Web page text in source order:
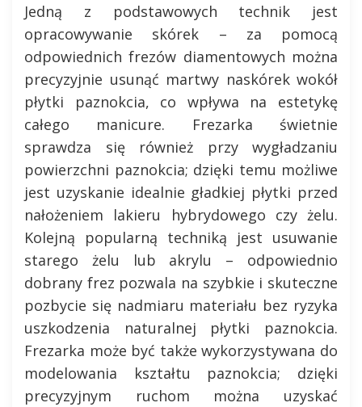
Jedną z podstawowych technik jest
opracowywanie skórek – za pomocą
odpowiednich frezów diamentowych można
precyzyjnie usunąć martwy naskórek wokół
płytki paznokcia, co wpływa na estetykę
całego manicure. Frezarka świetnie
sprawdza się również przy wygładzaniu
powierzchni paznokcia; dzięki temu możliwe
jest uzyskanie idealnie gładkiej płytki przed
nałożeniem lakieru hybrydowego czy żelu.
Kolejną popularną techniką jest usuwanie
starego żelu lub akrylu – odpowiednio
dobrany frez pozwala na szybkie i skuteczne
pozbycie się nadmiaru materiału bez ryzyka
uszkodzenia naturalnej płytki paznokcia.
Frezarka może być także wykorzystywana do
modelowania kształtu paznokcia; dzięki
precyzyjnym ruchom można uzyskać